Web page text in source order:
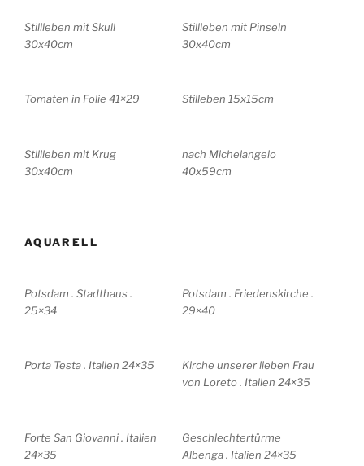
Stillleben mit Skull
30x40cm
Stillleben mit Pinseln
30x40cm
Tomaten in Folie 41×29 Stilleben 15x15cm
Stillleben mit Krug
30x40cm
nach Michelangelo
40x59cm
AQUARELL
Potsdam . Stadthaus .
25×34
Potsdam . Friedenskirche .
29×40
Porta Testa . Italien 24×35
Kirche unserer lieben Frau
von Loreto . Italien 24×35
Forte San Giovanni . Italien
24×35
Geschlechtertürme
Albenga . Italien 24×35